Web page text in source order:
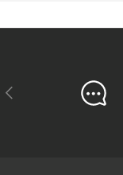
Predchádzajúce